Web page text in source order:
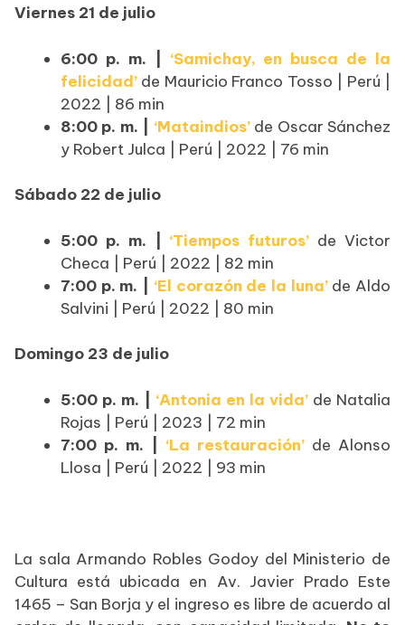
Viernes 21 de julio
6:00 p. m. | ‘Samichay, en busca de la
felicidad’ de Mauricio Franco Tosso | Perú |
2022 | 86 min
8:00 p. m. | ‘Mataindios’ de Oscar Sánchez
y Robert Julca | Perú | 2022 | 76 min
Sábado 22 de julio
5:00 p. m. | ‘Tiempos futuros’ de Victor
Checa | Perú | 2022 | 82 min
7:00 p. m. | ‘El corazón de la luna’ de Aldo
Salvini | Perú | 2022 | 80 min
Domingo 23 de julio
5:00 p. m. | ‘Antonia en la vida’ de Natalia
Rojas | Perú | 2023 | 72 min
7:00 p. m. | ‘La restauración’ de Alonso
Llosa | Perú | 2022 | 93 min
La sala Armando Robles Godoy del Ministerio de
Cultura está ubicada en Av. Javier Prado Este
1465 – San Borja y el ingreso es libre de acuerdo al